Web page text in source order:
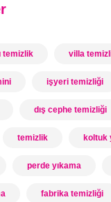
temizlik villa
işyeri temizliği
dış cephe temizliği
temizlik koltuk
perde yıkama
fabrika temizliği